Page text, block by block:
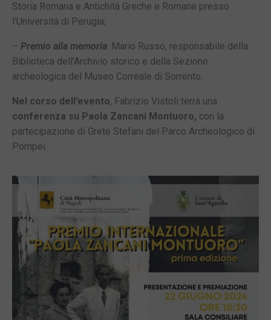
Storia Romana e Antichità Greche e Romane presso
l’Università di Perugia;
– Premio alla memoria: Mario Russo, responsabile della
Biblioteca dell’Archivio storico e della Sezione
archeologica del Museo Correale di Sorrento.
Nel corso dell’evento, Fabrizio Vistoli terrà una
conferenza su Paola Zancani Montuoro, con la
partecipazione di Grete Stefani del Parco Archeologico di
Pompei.